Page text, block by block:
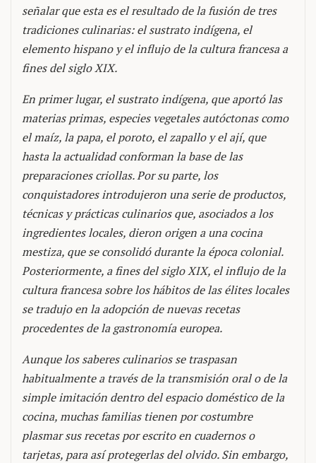
señalar que esta es el resultado de la fusión de tres
tradiciones culinarias: el sustrato indígena, el
elemento hispano y el influjo de la cultura francesa a
fines del siglo XIX.
En primer lugar, el sustrato indígena, que aportó las
materias primas, especies vegetales autóctonas como
el maíz, la papa, el poroto, el zapallo y el ají, que
hasta la actualidad conforman la base de las
preparaciones criollas. Por su parte, los
conquistadores introdujeron una serie de productos,
técnicas y prácticas culinarios que, asociados a los
ingredientes locales, dieron origen a una cocina
mestiza, que se consolidó durante la época colonial.
Posteriormente, a fines del siglo XIX, el influjo de la
cultura francesa sobre los hábitos de las élites locales
se tradujo en la adopción de nuevas recetas
procedentes de la gastronomía europea.
Aunque los saberes culinarios se traspasan
habitualmente a través de la transmisión oral o de la
simple imitación dentro del espacio doméstico de la
cocina, muchas familias tienen por costumbre
plasmar sus recetas por escrito en cuadernos o
tarjetas, para así protegerlas del olvido. Sin embargo,